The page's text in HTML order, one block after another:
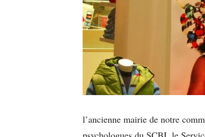
l’ancienne mairie de notre